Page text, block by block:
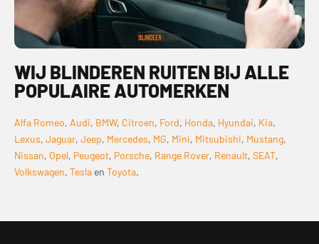
WIJ BLINDEREN RUITEN BIJ ALLE
POPULAIRE AUTOMERKEN
Alfa Romeo, Audi, BMW, Citroen, Ford, Honda, Hyundai, Kia,
Lexus, Jaguar, Jeep, Mercedes, MG, Mini, Mitsubishi, Mustang,
Nissan, Opel, Peugeot, Porsche, Range Rover, Renault, SEAT,
Volkswagen, Tesla en Toyota.